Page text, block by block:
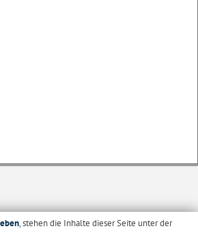
, stehen die Inhalte dieser Seite unter der